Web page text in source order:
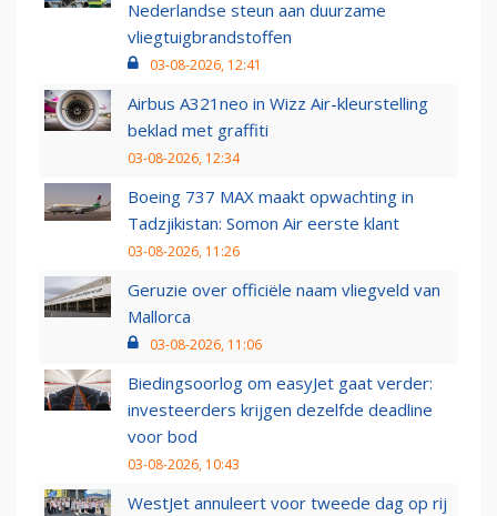
Nederlandse steun aan duurzame
vliegtuigbrandstoffen
03-08-2026, 12:41
Airbus A321neo in Wizz Air-kleurstelling
beklad met graffiti
03-08-2026, 12:34
Boeing 737 MAX maakt opwachting in
Tadzjikistan: Somon Air eerste klant
03-08-2026, 11:26
Geruzie over officiële naam vliegveld van
Mallorca
03-08-2026, 11:06
Biedingsoorlog om easyJet gaat verder:
investeerders krijgen dezelfde deadline
voor bod
03-08-2026, 10:43
WestJet annuleert voor tweede dag op rij